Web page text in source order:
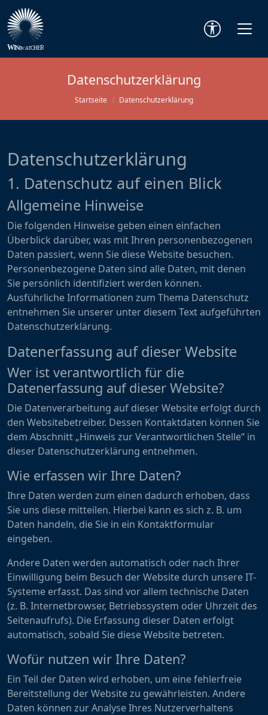
Datenschutzerklärung
Startseite Datenschutzerklärung
Datenschutz­erklärung
1. Datenschutz auf einen Blick
Allgemeine Hinweise
Die folgenden Hinweise geben einen einfachen
Überblick darüber, was mit Ihren personenbezogenen
Daten passiert, wenn Sie diese Website besuchen.
Personenbezogene Daten sind alle Daten, mit denen
Sie persönlich identifiziert werden können.
Ausführliche Informationen zum Thema Datenschutz
entnehmen Sie unserer unter diesem Text aufgeführten
Datenschutzerklärung.
Datenerfassung auf dieser Website
Wer ist verantwortlich für die
Datenerfassung auf dieser Website?
Die Datenverarbeitung auf dieser Website erfolgt durch
den Websitebetreiber. Dessen Kontaktdaten können Sie
dem Abschnitt „Hinweis zur Verantwortlichen Stelle“ in
dieser Datenschutzerklärung entnehmen.
Wie erfassen wir Ihre Daten?
Ihre Daten werden zum einen dadurch erhoben, dass
Sie uns diese mitteilen. Hierbei kann es sich z. B. um
Daten handeln, die Sie in ein Kontaktformular
eingeben.
Andere Daten werden automatisch oder nach Ihrer
Einwilligung beim Besuch der Website durch unsere IT-
Systeme erfasst. Das sind vor allem technische Daten
(z. B. Internetbrowser, Betriebssystem oder Uhrzeit des
Seitenaufrufs). Die Erfassung dieser Daten erfolgt
automatisch, sobald Sie diese Website betreten.
Wofür nutzen wir Ihre Daten?
Ein Teil der Daten wird erhoben, um eine fehlerfreie
Bereitstellung der Website zu gewährleisten. Andere
Daten können zur Analyse Ihres Nutzerverhaltens